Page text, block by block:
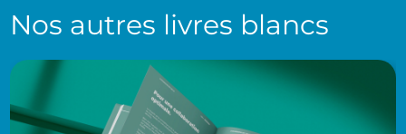
Nos autres livres blancs